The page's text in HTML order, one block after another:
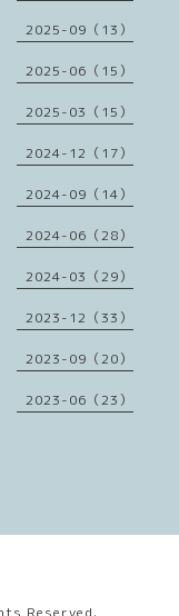
2025-09（13）
2025-06（15）
2025-03（15）
2024-12（17）
2024-09（14）
2024-06（28）
2024-03（29）
2023-12（33）
2023-09（20）
2023-06（23）
Reserved.